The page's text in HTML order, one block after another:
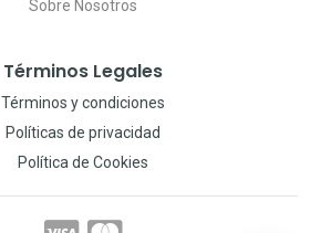
Sobre Nosotros
Términos Legales
Términos y condiciones
Políticas de privacidad
Política de Cookies